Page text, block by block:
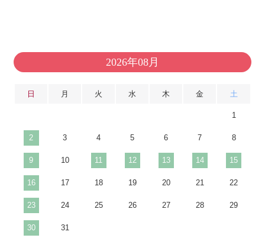
2026年08月
日 月 火 水 木 金 土
1
2 3 4 5 6 7 8
9 10 11 12 13 14 15
16 17 18 19 20 21 22
23 24 25 26 27 28 29
30 31